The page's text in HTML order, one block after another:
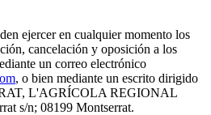
ejercer en cualquier momento los
cancelación y oposición a los
un correo electrónico
, o bien mediante un escrito dirigido
L'AGRÍCOLA REGIONAL
s/n; 08199 Montserrat.